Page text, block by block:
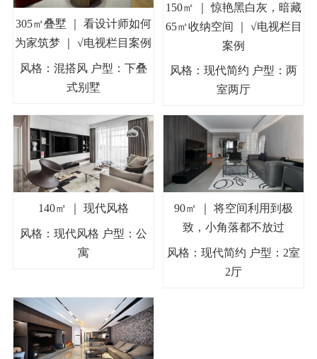
305㎡叠墅 ｜ 看设计师如何
为家筑梦 ｜ √电视栏目案例
风格：混搭风 户型：下叠
式别墅
150㎡ ｜ 惊艳黑白灰，暗藏
65㎡收纳空间 ｜ √电视栏目
案例
风格：现代简约 户型：两
室两厅
140㎡ ｜ 现代风格
风格：现代风格 户型：公
寓
90㎡ ｜ 将空间利用到极
致，小角落都不放过
风格：现代简约 户型：2室
2厅